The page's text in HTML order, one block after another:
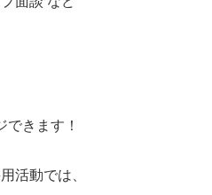
きます！
活動では、